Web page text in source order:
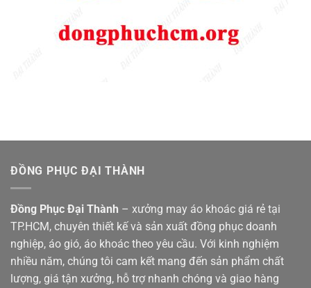
ĐỒNG PHỤC ĐẠI THÀNH
Đồng Phục Đại Thành – xưởng may áo khoác giá rẻ tại
TP.HCM, chuyên thiết kế và sản xuất đồng phục doanh
nghiệp, áo gió, áo khoác theo yêu cầu. Với kinh nghiệm
nhiều năm, chúng tôi cam kết mang đến sản phẩm chất
lượng, giá tận xưởng, hỗ trợ nhanh chóng và giao hàng